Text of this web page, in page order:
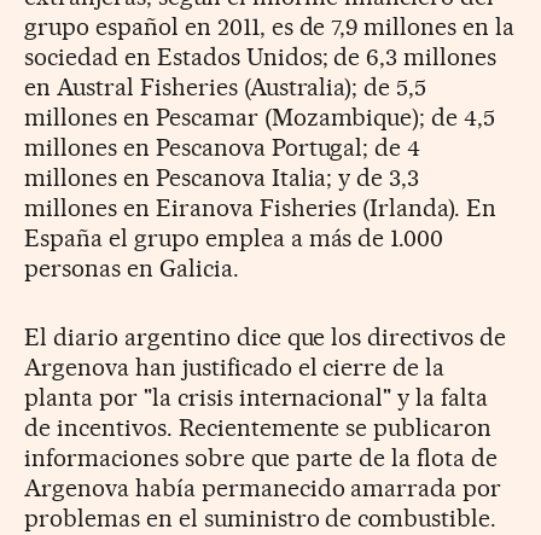
grupo español en 2011, es de 7,9 millones en la
sociedad en Estados Unidos; de 6,3 millones
en Austral Fisheries (Australia); de 5,5
millones en Pescamar (Mozambique); de 4,5
millones en Pescanova Portugal; de 4
millones en Pescanova Italia; y de 3,3
millones en Eiranova Fisheries (Irlanda). En
España el grupo emplea a más de 1.000
personas en Galicia.
El diario argentino dice que los directivos de
Argenova han justificado el cierre de la
planta por "la crisis internacional" y la falta
de incentivos. Recientemente se publicaron
informaciones sobre que parte de la flota de
Argenova había permanecido amarrada por
problemas en el suministro de combustible.